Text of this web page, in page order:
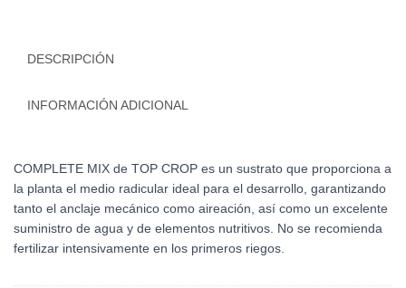
DESCRIPCIÓN
INFORMACIÓN ADICIONAL
COMPLETE MIX de TOP CROP es un sustrato que proporciona a
la planta el medio radicular ideal para el desarrollo, garantizando
tanto el anclaje mecánico como aireación, así como un excelente
suministro de agua y de elementos nutritivos. No se recomienda
fertilizar intensivamente en los primeros riegos.